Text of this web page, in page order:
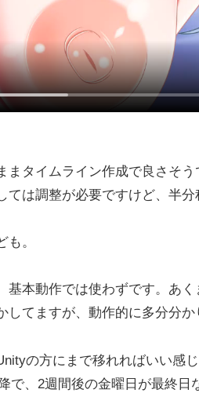
まタイムライン作成で良さそ
ては調整が必要ですけど、半
。
基本動作では使わずです。あ
てますが、動作的に多分分か
の方にまで移れればいい感じ
で、2週間後の金曜日が最終日